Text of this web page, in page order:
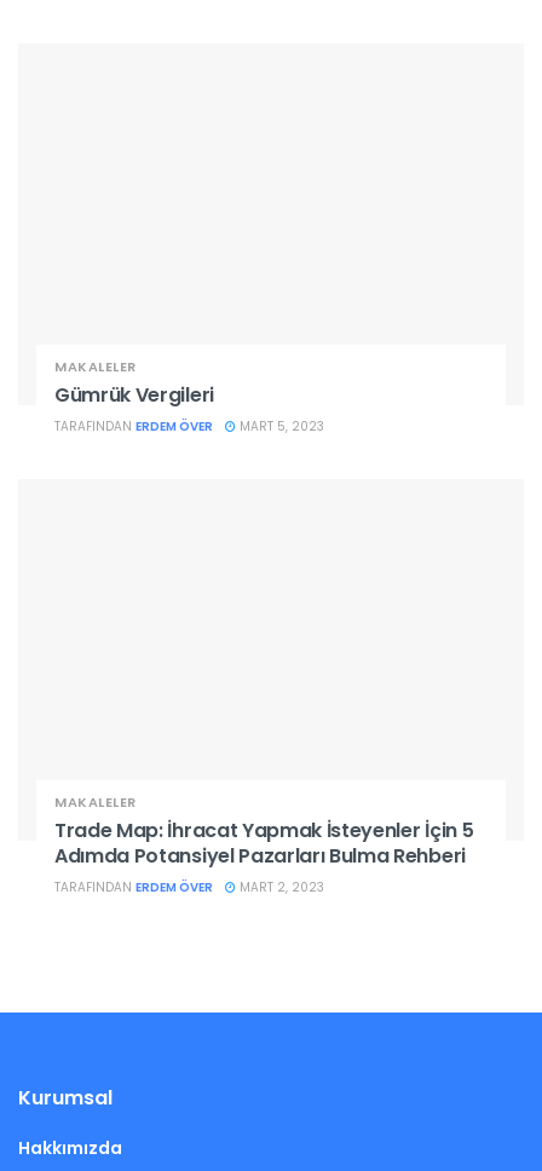
MAKALELER
Gümrük Vergileri
TARAFINDAN ERDEM ÖVER MART 5, 2023
MAKALELER
Trade Map: İhracat Yapmak İsteyenler İçin 5
Adımda Potansiyel Pazarları Bulma Rehberi
TARAFINDAN ERDEM ÖVER MART 2, 2023
Kurumsal
Hakkımızda